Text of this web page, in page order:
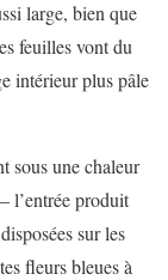
large, bien que
feuilles vont du
intérieur plus pâle
sous une chaleur
l’entrée produit
sur les
fleurs bleues à